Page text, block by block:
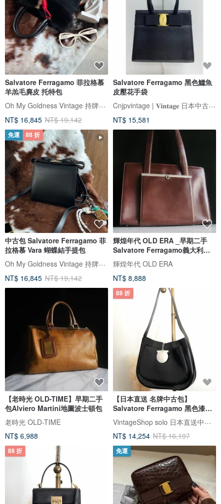
Salvatore Ferragamo 菲拉格慕
羊羔毛麂皮 托特包
Oh My Goldness Vintage 持牌鑑定師的中古選物店
NT$ 16,845 NT$ 19,142
Salvatore Ferragamo 黑色鱷魚
皮壓花手袋
Cnjpvintage | 𝐕𝐢𝐧𝐭𝐚𝐠𝐞 日本中古店 |
NT$ 15,581
免運 88 折
中古包 Salvatore Ferragamo 菲
拉格慕 Vara 蝴蝶結手提包
Oh My Goldness Vintage 持牌鑑定師的中古選物店
NT$ 16,845 NT$ 19,142
輝煌年代 OLD ERA _早期二手
Salvatore Ferragamo義大利製
肩背包
輝煌年代 OLD ERA
NT$ 8,888
【老時光 OLD-TIME】早期二手
包Alviero Martini地圖波士頓包
老時光 OLD-TIME
NT$ 6,988
88 折
【日本直送 名牌中古包】
Salvatore Ferragamo 黑色漆皮
單肩包 vintage ccacbp
VintageShop solo 日本直送中古包專賣店
NT$ 14,254 NT$ 16,197
88 折 免運